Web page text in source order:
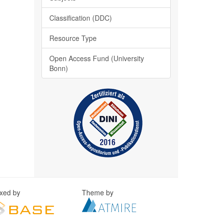
Classification (DDC)
Resource Type
Open Access Fund (University
Bonn)
by Theme by